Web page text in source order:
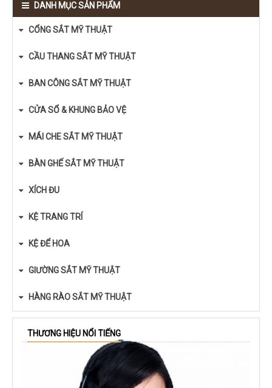
DANH MỤC SẢN PHẨM
CỔNG SẮT MỸ THUẬT
CẦU THANG SẮT MỸ THUẬT
BAN CÔNG SẮT MỸ THUẬT
CỬA SỔ & KHUNG BẢO VỆ
MÁI CHE SẮT MỸ THUẬT
BÀN GHẾ SẮT MỸ THUẬT
XÍCH ĐU
KỆ TRANG TRÍ
KỆ ĐỂ HOA
GIƯỜNG SẮT MỸ THUẬT
HÀNG RÀO SẮT MỸ THUẬT
THƯƠNG HIỆU NỔI TIẾNG